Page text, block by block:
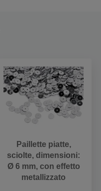
Paillette piatte,
sciolte, dimensioni:
Ø 6 mm, con effetto
metallizzato